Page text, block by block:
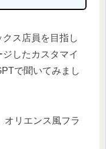
ス店員を目指し
したカスタマイ
で聞いてみまし
オリエンス風フラ